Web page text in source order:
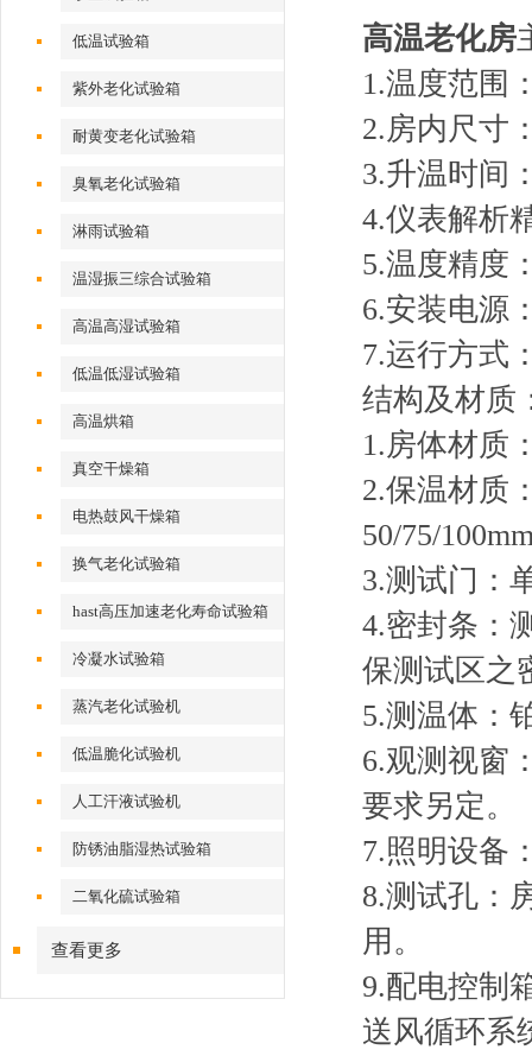
低温试验箱
紫外老化试验箱
耐黄变老化试验箱
臭氧老化试验箱
淋雨试验箱
温湿振三综合试验箱
高温高湿试验箱
低温低湿试验箱
高温烘箱
真空干燥箱
电热鼓风干燥箱
换气老化试验箱
hast高压加速老化寿命试验箱
冷凝水试验箱
蒸汽老化试验机
低温脆化试验机
人工汗液试验机
防锈油脂湿热试验箱
二氧化硫试验箱
查看更多
高温老化房
1.温度范围
2.房内尺寸
3.升温时间
4.仪表解析
5.温度精度
6.安装电源
7.运行方式
结构及材质
1.房体材质
2.保温材质
50/75/
3.测试门：
4.密封条：
保测试区之
5.测温体：
6.观测视窗
要求另定。
7.照明设备
8.测试孔：
用。
9.配电控制
送风循环系